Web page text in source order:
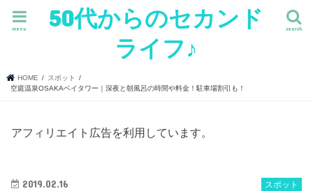
50代からのセカンド
ライフ♪
search
menu
HOME
スポット
空庭温泉OSAKAベイタワー｜深夜と朝風呂の時間や料金！駐車場割引も！
アフィリエイト広告を利用しています。
スポット
2019.02.16